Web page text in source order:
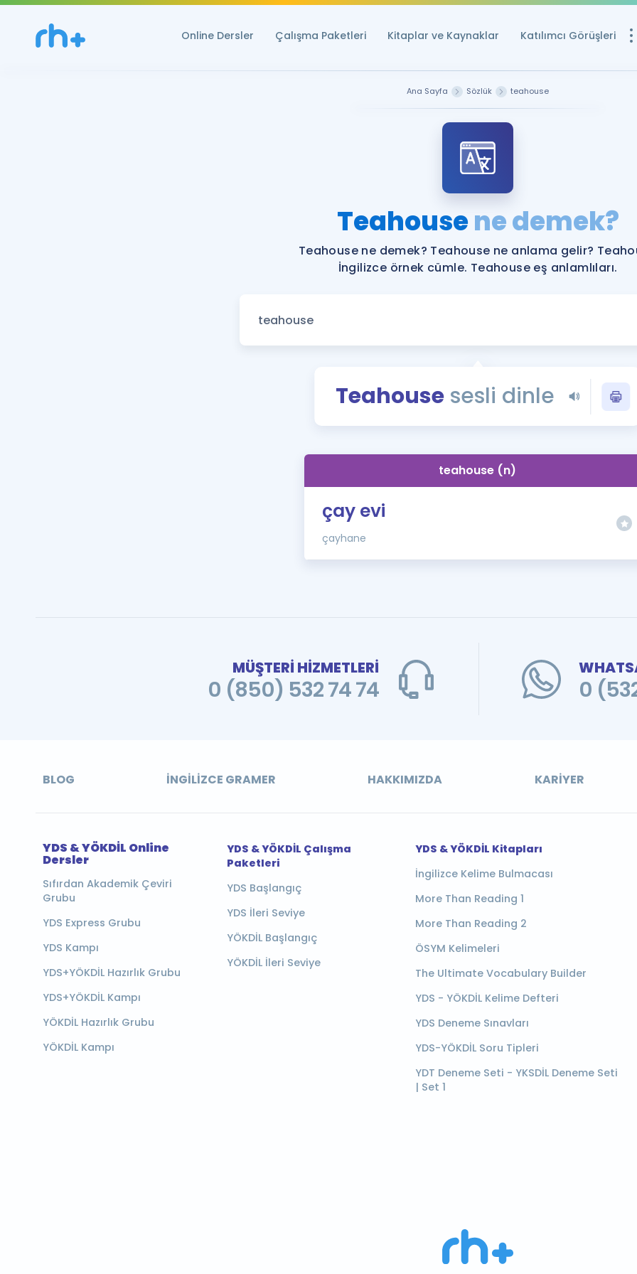
Online Dersler Çalışma Paketleri Kitaplar ve Kaynaklar Katılımcı Görüşleri
YDS ve YÖKDİL
YDS ve YÖKDİL'e
Tüm ÖSYM
YDS - YÖKDİL
İngilizce Gramer
Ana Sayfa Sözlük teahouse
Teahousene demek?
Teahouse ne demek? Teahouse ne anlama gelir?
İngilizce örnek cümle. Teahouse eş anlamlıları.
Teahouse sesli dinle
teahouse (n)
çay evi
çayhane
MÜŞTERİ HİZMETLERİ
0 (850) 532 74 74 0
BLOG İNGILIZCE GRAMER HAKKIMIZDA KARIYER
YDS & YÖKDİL Online
Dersler
Sıfırdan Akademik Çeviri
Grubu
YDS Express Grubu
YDS Kampı
YDS+YÖKDİL Hazırlık Grubu
YDS+YÖKDİL Kampı
YÖKDİL Hazırlık Grubu
YÖKDİL Kampı
YDS & YÖKDİL Çalışma
Paketleri
YDS Başlangıç
YDS İleri Seviye
YÖKDİL Başlangıç
YÖKDİL İleri Seviye
YDS & YÖKDİL Kitapları
İngilizce Kelime Bulmacası
More Than Reading 1
More Than Reading 2
ÖSYM Kelimeleri
The Ultimate Vocabulary Builder
YDS - YÖKDİL Kelime Defteri
YDS Deneme Sınavları
YDS-YÖKDİL Soru Tipleri
YDT Deneme Seti - YKSDİL Deneme Seti
| Set 1